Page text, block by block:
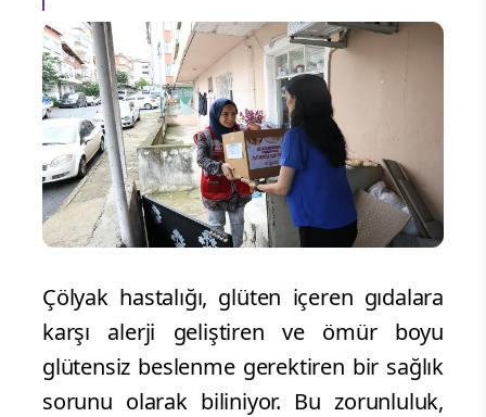
Çölyak hastalığı, glüten içeren gıdalara
karşı alerji geliştiren ve ömür boyu
glütensiz beslenme gerektiren bir sağlık
sorunu olarak biliniyor. Bu zorunluluk,